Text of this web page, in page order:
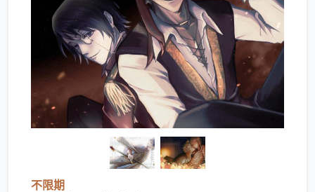
不限期